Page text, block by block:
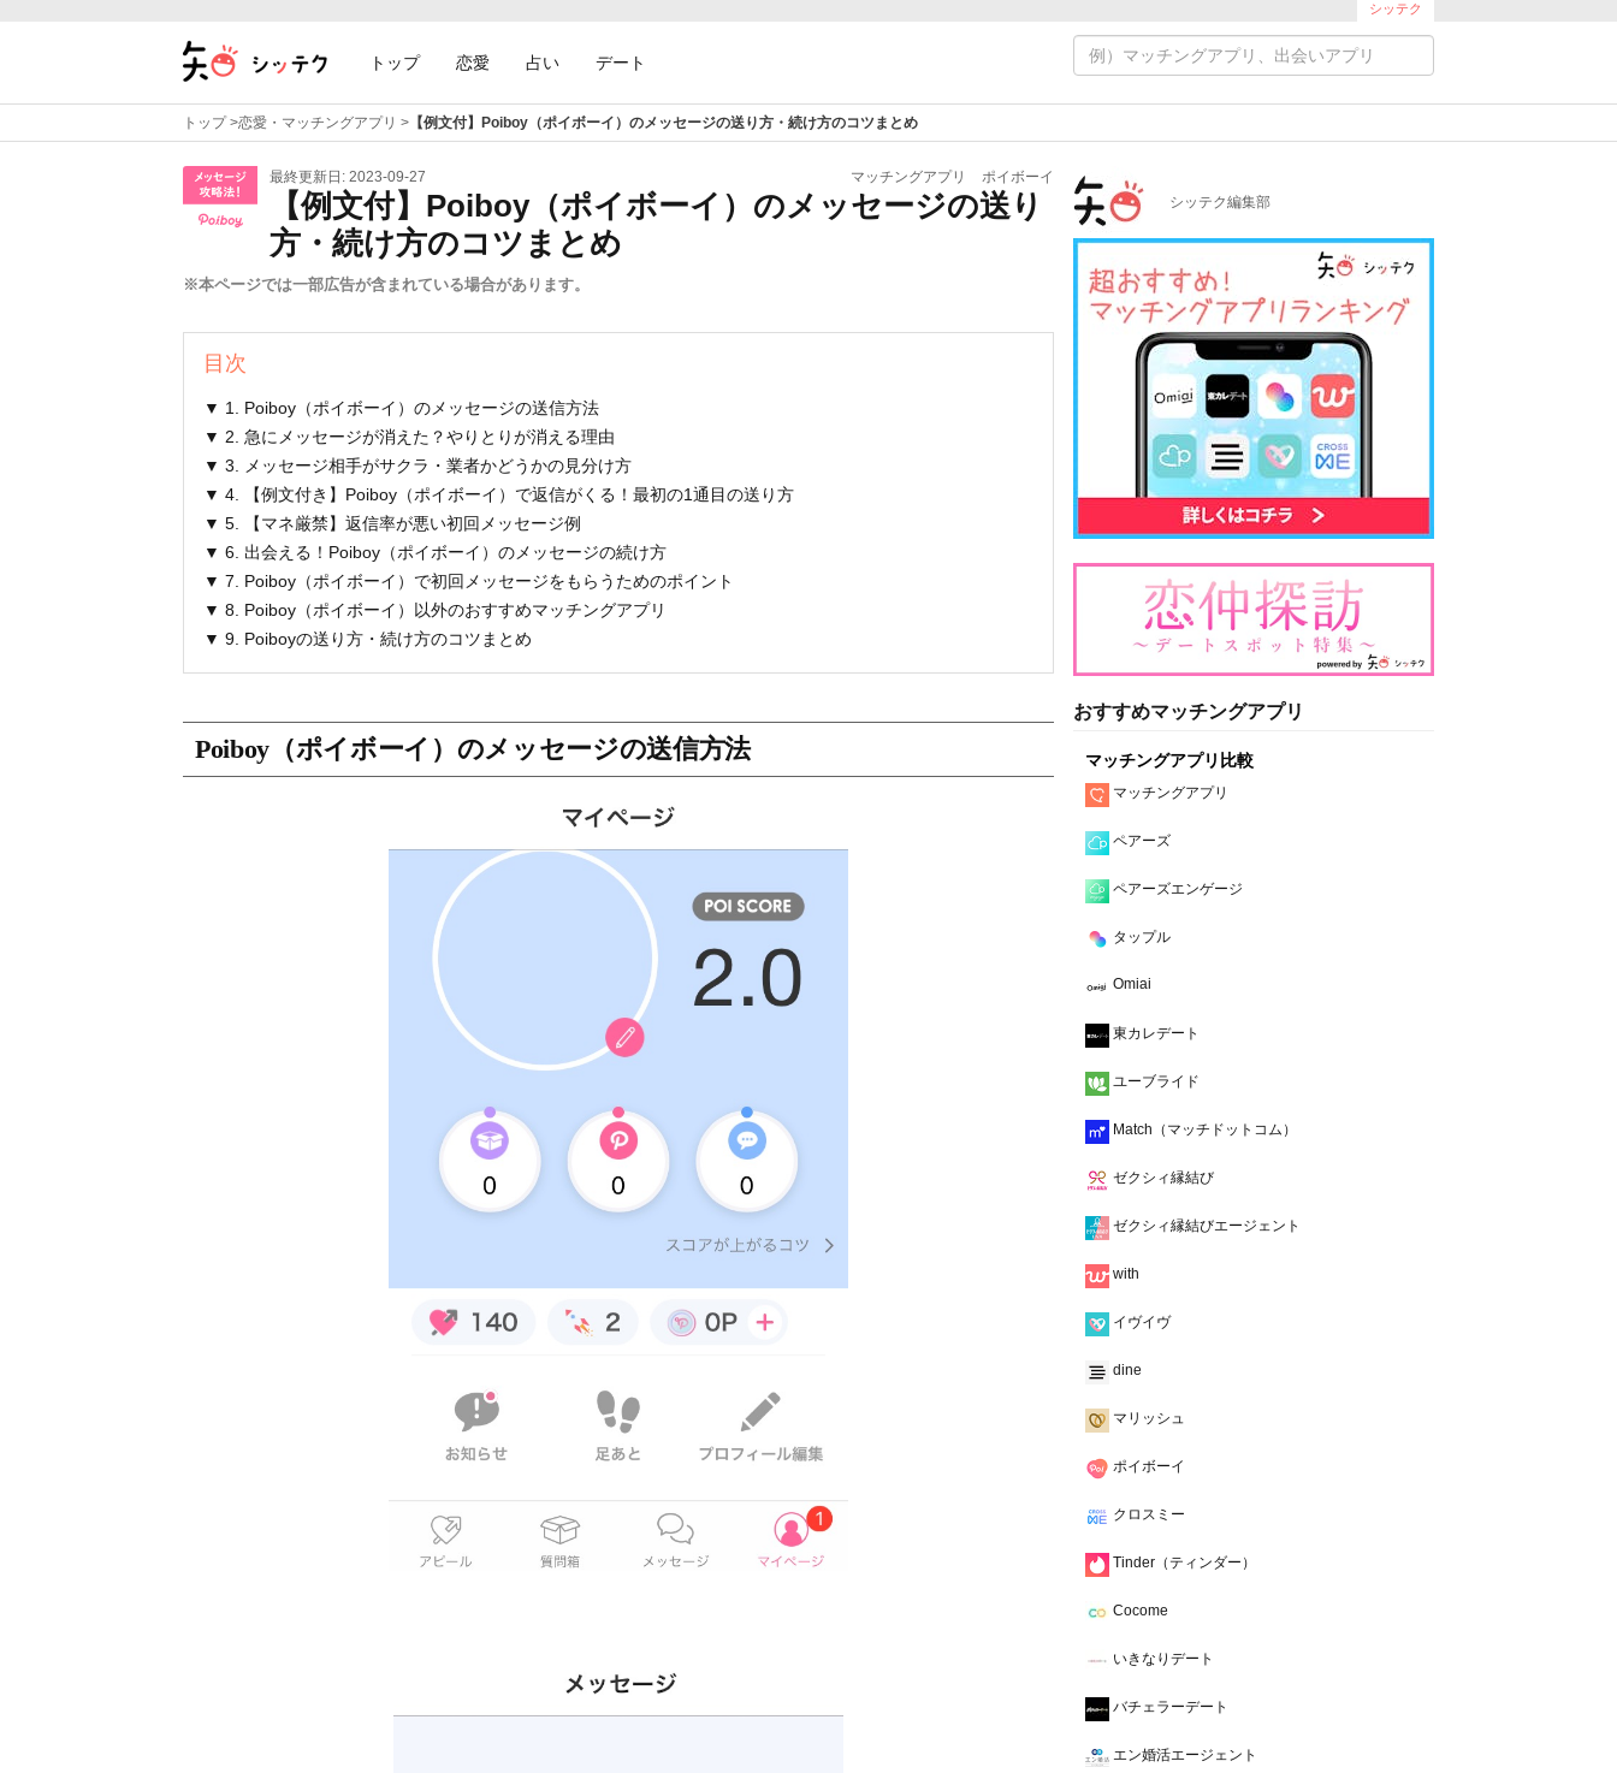
シッテク
トップ 恋愛 占い デート
トップ>恋愛・マッチングアプリ > 【例文付】Poiboy（ポイボーイ）のメッセージの送り方・続け方のコツまとめ
最終更新日: 2023-09-27 マッチングアプリ ポイボーイ
【例文付】Poiboy（ポイボーイ）のメッセージの送り
方・続け方のコツまとめ
※本ページでは一部広告が含まれている場合があります。
目次
▼ 1. Poiboy（ポイボーイ）のメッセージの送信方法
▼ 2. 急にメッセージが消えた？やりとりが消える理由
▼ 3. メッセージ相手がサクラ・業者かどうかの見分け方
▼ 4. 【例文付き】Poiboy（ポイボーイ）で返信がくる！最初の1通目の送り方
▼ 5. 【マネ厳禁】返信率が悪い初回メッセージ例
▼ 6. 出会える！Poiboy（ポイボーイ）のメッセージの続け方
▼ 7. Poiboy（ポイボーイ）で初回メッセージをもらうためのポイント
▼ 8. Poiboy（ポイボーイ）以外のおすすめマッチングアプリ
▼ 9. Poiboyの送り方・続け方のコツまとめ
Poiboy（ポイボーイ）のメッセージの送信方法
シッテク編集部
おすすめマッチングアプリ
マッチングアプリ比較
マッチングアプリ
ペアーズ
ペアーズエンゲージ
タップル
Omiai
東カレデート
ユーブライド
Match（マッチドットコム）
ゼクシィ縁結び
ゼクシィ縁結びエージェント
with
イヴイヴ
dine
マリッシュ
ポイボーイ
クロスミー
Tinder（ティンダー）
Cocome
いきなりデート
バチェラーデート
エン婚活エージェント